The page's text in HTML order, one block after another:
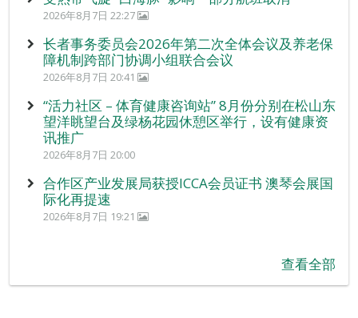
2026年8月7日 22:27
长者事务委员会2026年第二次全体会议及养老保
障机制跨部门协调小组联合会议
2026年8月7日 20:41
“活力社区 – 体育健康咨询站” 8月份分别在松山东
望洋眺望台及绿杨花园休憩区举行，设有健康资
讯推广
2026年8月7日 20:00
合作区产业发展局获授ICCA会员证书 澳琴会展国
际化再提速
2026年8月7日 19:21
查看全部